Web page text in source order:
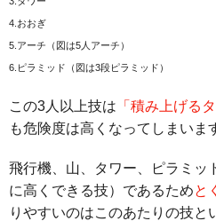
4.おおぎ
5.アーチ（図は5人アーチ）
6.ピラミッド（図は3段ピラミッド）
この3人以上技は 「積み上げる
も危険度は高くなってしまいま
飛行機、山、タワー、ピラミッ
に高くできる技）であるためと
りやすいのはこのあたりの技と